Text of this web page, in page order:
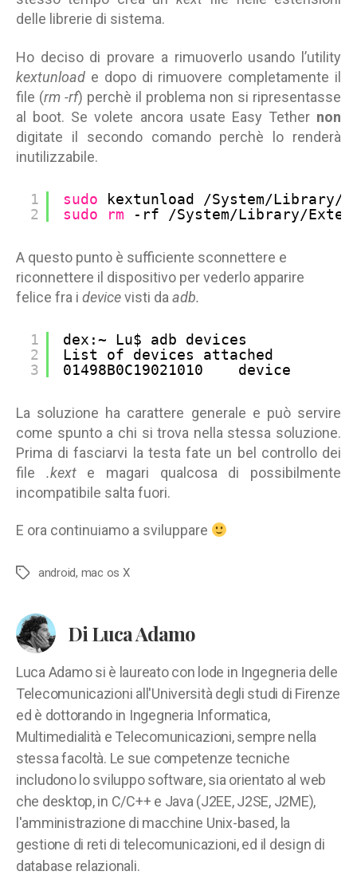
delle librerie di sistema.
Ho deciso di provare a rimuoverlo usando l’utility
kextunload e dopo di rimuovere completamente il
file (rm -rf) perchè il problema non si ripresentasse
al boot. Se volete ancora usate Easy Tether non
digitate il secondo comando perchè lo renderà
inutilizzabile.
1
2
sudo kextunload /System/Library/
sudo
rm -rf /System/Library/
A questo punto è sufficiente sconnettere e
riconnettere il dispositivo per vederlo apparire
felice fra i devicevisti da adb.
1
2
3
dex:~ Lu$ adb devices
List of devices attached
01498B0C19021010    device
La soluzione ha carattere generale e può servire
come spunto a chi si trova nella stessa soluzione.
Prima di fasciarvi la testa fate un bel controllo dei
file .kexte magari qualcosa di possibilmente
incompatibile salta fuori.
E ora continuiamo a sviluppare
Tag android, mac os X
Di Luca Adamo
Luca Adamo si è laureato con lode in Ingegneria delle
Telecomunicazioni all'Università degli studi di Firenze
ed è dottorando in Ingegneria Informatica,
Multimedialità e Telecomunicazioni, sempre nella
stessa facoltà. Le sue competenze tecniche
includono lo sviluppo software, sia orientato al web
che desktop, in C/C++ e Java (J2EE, J2SE, J2ME),
l'amministrazione di macchine Unix-based, la
gestione di reti di telecomunicazioni, ed il design di
database relazionali.